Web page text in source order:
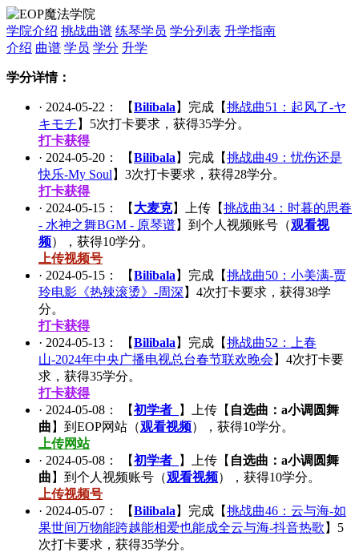
学院介绍 挑战曲谱 练琴学员 学分列表 升学指南
介绍 曲谱 学员 学分 升学
学分详情：
· 2024-05-22 ： 【Bilibala 】完成【挑战曲51：起风了-ヤ
キモチ 】 5次打卡要求，获得35学分。
打卡获得
· 2024-05-20 ： 【Bilibala 】完成【挑战曲49：忧伤还是
快乐-My Soul 】 3次打卡要求，获得28学分。
打卡获得
· 2024-05-15 ： 【 大麦克】上传【挑战曲34：时暮的思眷
- 水神之舞BGM - 原琴谱】到个人视频账号（观看视
频），获得10学分。
上传视频号
· 2024-05-15 ： 【Bilibala 】完成【挑战曲50：小美满-贾
玲电影《热辣滚烫》-周深 】 4次打卡要求，获得38学
分。
打卡获得
· 2024-05-13 ： 【Bilibala 】完成【挑战曲52：上春
山-2024年中央广播电视总台春节联欢晚会 】 4次打卡要
求，获得35学分。
打卡获得
· 2024-05-08 ： 【初学者_ 】上传【 自选曲：a小调圆舞
曲 】到EOP网站（观看视频），获得10学分。
上传网站
· 2024-05-08 ： 【初学者_ 】上传【 自选曲：a小调圆舞
曲 】到个人视频账号（观看视频），获得10学分。
上传视频号
· 2024-05-07 ： 【Bilibala 】完成【挑战曲46：云与海-如
果世间万物能跨越能相爱也能成全云与海-抖音热歌 】 5
次打卡要求，获得35学分。